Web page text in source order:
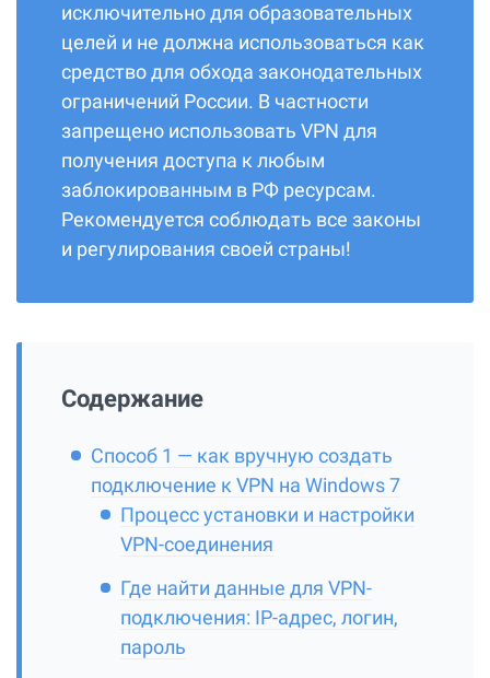
исключительно для образовательных
целей и не должна использоваться как
средство для обхода законодательных
ограничений России. В частности
запрещено использовать VPN для
получения доступа к любым
заблокированным в РФ ресурсам.
Рекомендуется соблюдать все законы
и регулирования своей страны!
Содержание
Способ 1 — как вручную создать
подключение к VPN на Windows 7
Процесс установки и настройки
VPN-соединения
Где найти данные для VPN-
подключения: IP-адрес, логин,
пароль